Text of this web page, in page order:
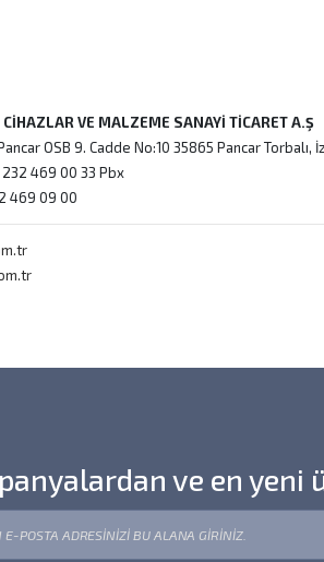
VE MALZEME SANAYİ TİCARET A.Ş
OSB 9. Cadde No:10 35865 Pancar Torbalı,
469 00 33 Pbx
469 09 00
ve en yeni